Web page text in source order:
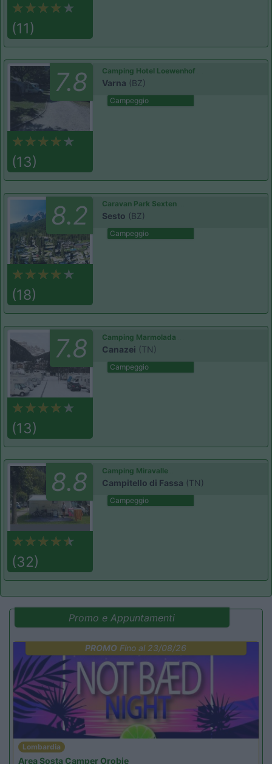
(11)
7.8
(13)
Camping Hotel Loewenhof
Varna (BZ)
Campeggio
8.2
(18)
Caravan Park Sexten
Sesto (BZ)
Campeggio
7.8
(13)
Camping Marmolada
Canazei (TN)
Campeggio
8.8
(32)
Camping Miravalle
Campitello di Fassa (TN)
Campeggio
Promo e Appuntamenti
PROMO Fino al 23/08/26
Lombardia
Area Sosta Camper Orobie